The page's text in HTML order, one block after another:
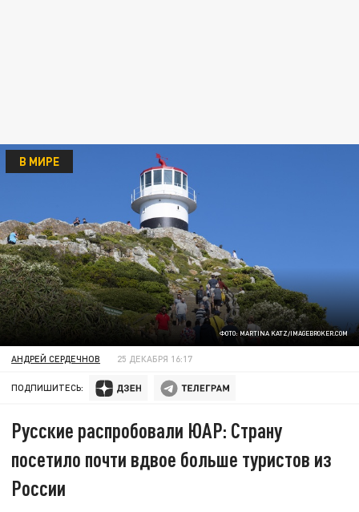
ФОТО: MARTINA KATZ/IMAGEBROKER.COM
В МИРЕ
АНДРЕЙ СЕРДЕЧНОВ 25 ДЕКАБРЯ 16:17
ПОДПИШИТЕСЬ:
Русские распробовали ЮАР: Страну
посетило почти вдвое больше туристов из
России